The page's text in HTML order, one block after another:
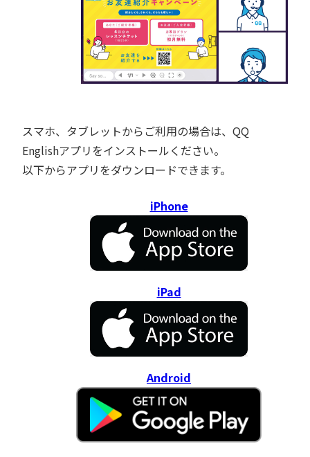
スマホ、タブレットからご利用の場合は、QQ
Englishアプリをインストールください。
以下からアプリをダウンロードできます。
iPhone
iPad
Android